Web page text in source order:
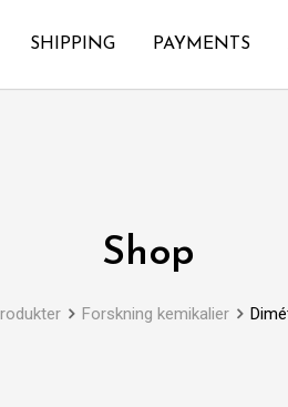
SHIPPING PAYMENTS
Shop
Forskning kemikalier